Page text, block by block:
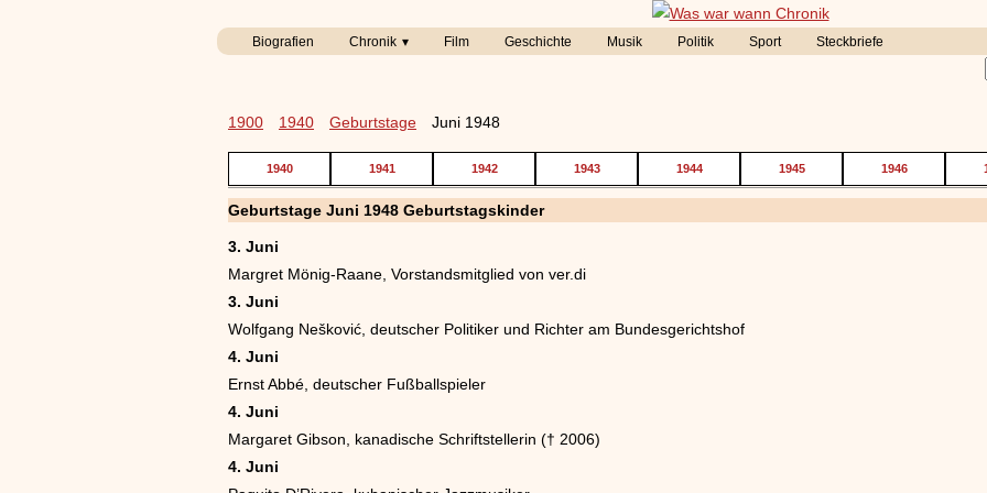
Biografien Chronik Film Geschichte Musik Politik Sport Steckbriefe
1900 1940 Geburtstage Juni 1948
1940 1941 1942 1943 1944 1945 1946
Geburtstage Juni 1948 Geburtstagskinder
3. Juni
Margret Mönig-Raane, Vorstandsmitglied von ver.di
3. Juni
Wolfgang Nešković, deutscher Politiker und Richter am Bundesgerichtshof
4. Juni
Ernst Abbé, deutscher Fußballspieler
4. Juni
Margaret Gibson, kanadische Schriftstellerin († 2006)
4. Juni